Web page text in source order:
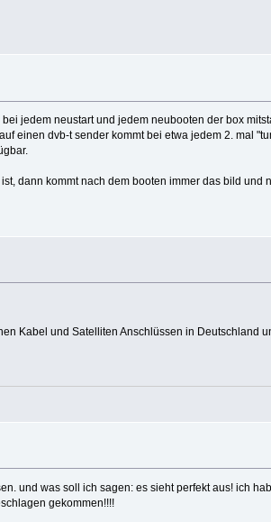
jedem neustart und jedem neubooten der box
einen dvb-t sender kommt bei etwa jedem 2. mal
dann kommt nach dem booten immer das bild und
Kabel und Satelliten Anschlüssen in Deutschland
und was soll ich sagen: es sieht perfekt aus! ich
gekommen!!!!